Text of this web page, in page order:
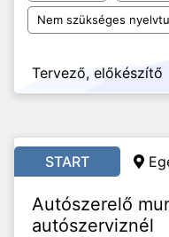
Nem szükséges
Tervező, előkészítő
START
Autószerelő
autószerviznél